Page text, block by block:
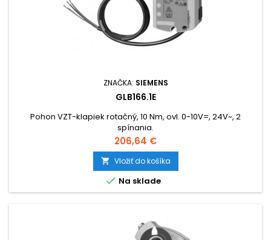
ZNAČKA: SIEMENS
GLB166.1E
Pohon VZT-klapiek rotačný, 10 Nm, ovl. 0-10V=, 24V~, 2
spínania.
Cena
206,64 €
 Vložiť do košíka
 Na sklade